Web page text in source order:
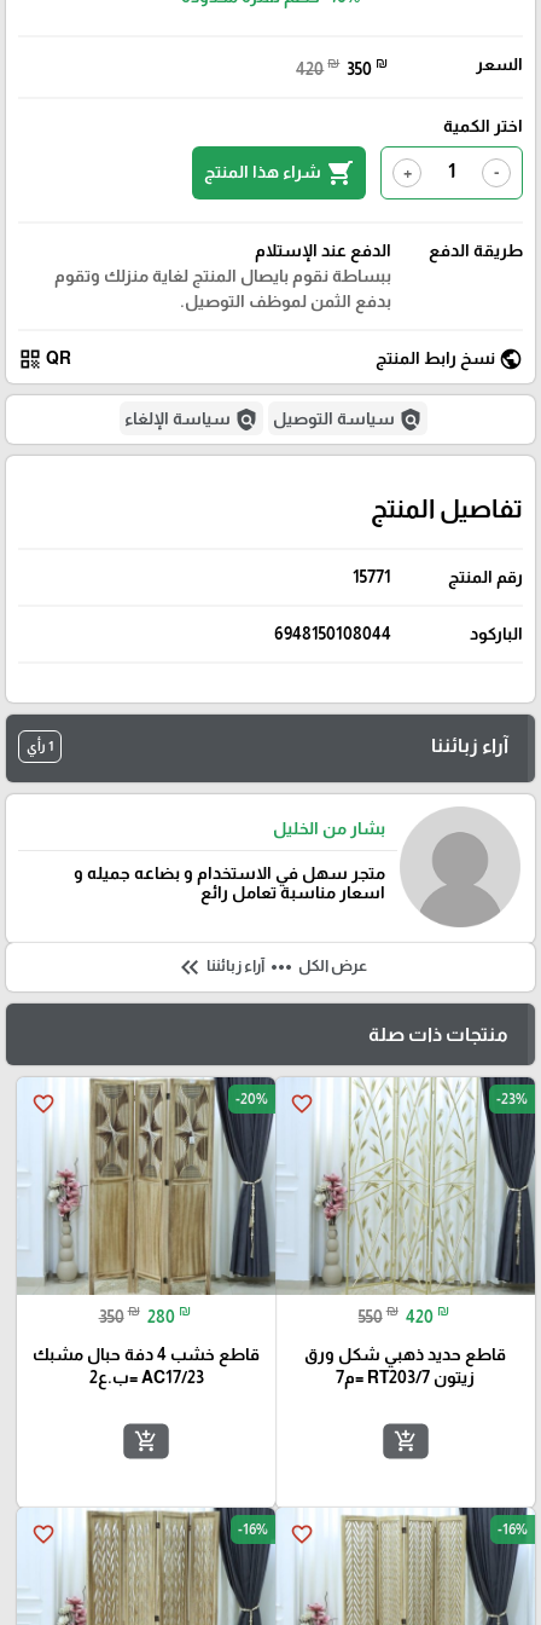
السعر 420 ₪ 350 ₪
اختر الكمية
-
+
shopping_cart شراء هذا المنتج
طريقة الدفع
الدفع عند الإستلام
ببساطة نقوم بايصال المنتج لغاية منزلك وتقوم
بدفع الثمن لموظف التوصيل.
public نسخ رابط المنتج QR
qr_code
policy سياسة التوصيل policy سياسة الإلغاء
تفاصيل المنتج
رقم المنتج 15771
الباركود 6948150108044
آراء زبائننا 1 رأي
بشار من الخليل
متجر سهل في الاستخدام و بضاعه جميله و
اسعار مناسبة تعامل رائع
عرض الكل more_horiz آراء زبائننا keyboard_double_arrow_left
منتجات ذات صلة
favorite_border -23%
550 ₪ 420 ₪
قاطع حديد ذهبي شكل ورق
زيتون RT203/7 =م7
add_shopping_cart
favorite_border -20%
350 ₪ 280 ₪
قاطع خشب 4 دفة حبال مشبك
AC17/23 =ب.ع2
add_shopping_cart
favorite_border -16%
favorite_border -16%